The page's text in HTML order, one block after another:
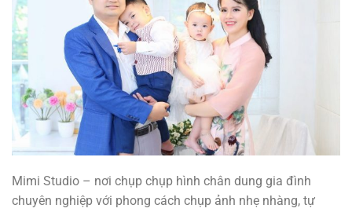
Mimi Studio – nơi chụp chụp hình chân dung gia đình
chuyên nghiệp với phong cách chụp ảnh nhẹ nhàng, tự